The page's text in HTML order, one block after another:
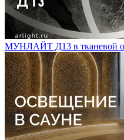
МУНЛАЙТ Д13 в тканевой